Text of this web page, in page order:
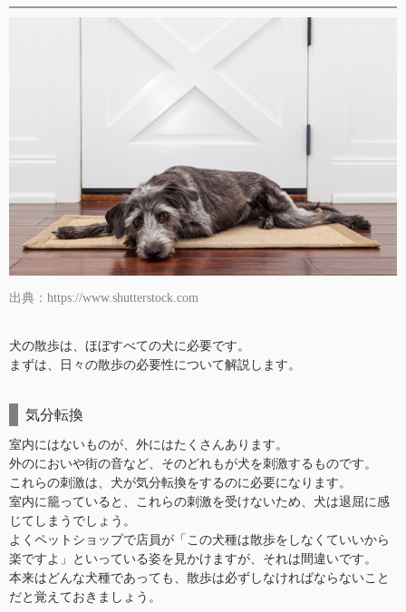
出典：https://www.shutterstock.com
犬の散歩は、ほぼすべての犬に必要です。
まずは、日々の散歩の必要性について解説します。
気分転換
室内にはないものが、外にはたくさんあります。
外のにおいや街の音など、そのどれもが犬を刺激するものです。
これらの刺激は、犬が気分転換をするのに必要になります。
室内に籠っていると、これらの刺激を受けないため、犬は退屈に感
じてしまうでしょう。
よくペットショップで店員が「この犬種は散歩をしなくていいから
楽ですよ」といっている姿を見かけますが、それは間違いです。
本来はどんな犬種であっても、散歩は必ずしなければならないこと
だと覚えておきましょう。